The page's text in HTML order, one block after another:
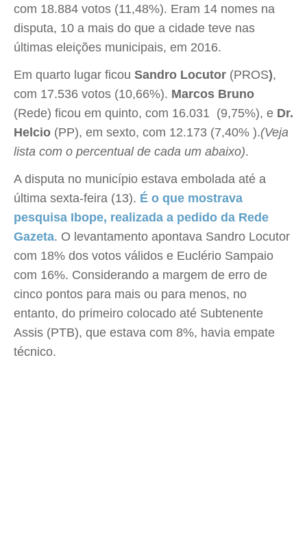
com 18.884 votos (11,48%). Eram 14 nomes na
disputa, 10 a mais do que a cidade teve nas
últimas eleições municipais, em 2016.
Em quarto lugar ficou Sandro Locutor (PROS),
com 17.536 votos (10,66%). Marcos Bruno
(Rede) ficou em quinto, com 16.031 (9,75%), e Dr.
Helcio (PP), em sexto, com 12.173 (7,40% ).(Veja
lista com o percentual de cada um abaixo).
A disputa no município estava embolada até a
última sexta-feira (13). É o que mostrava
pesquisa Ibope, realizada a pedido da Rede
Gazeta. O levantamento apontava Sandro Locutor
com 18% dos votos válidos e Euclério Sampaio
com 16%. Considerando a margem de erro de
cinco pontos para mais ou para menos, no
entanto, do primeiro colocado até Subtenente
Assis (PTB), que estava com 8%, havia empate
técnico.